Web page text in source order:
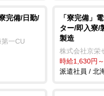
完備/日勤/
一CU
「寮完備」
ター/即入寮/
製造
株式会社京栄
時給1,630円
派遣社員 / 北